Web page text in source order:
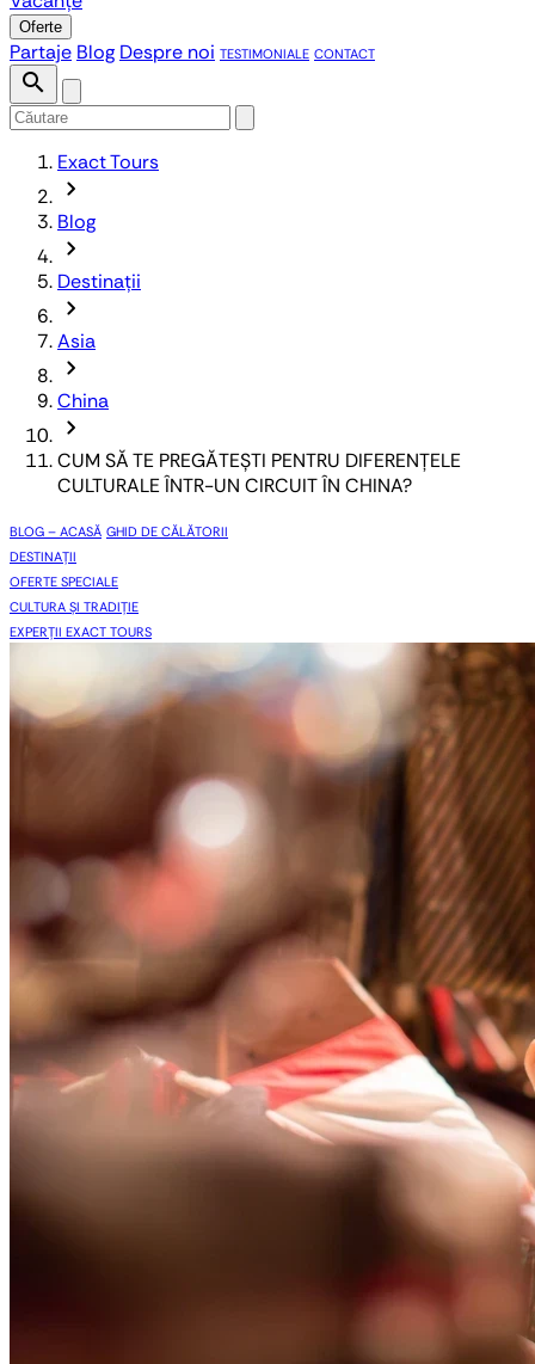
Oferte
Partaje Blog Despre noi TESTIMONIALE CONTACT
search
Exact Tours
chevron_forward
Blog
chevron_forward
Destinații
chevron_forward
Asia
chevron_forward
China
chevron_forward
CUM SĂ TE PREGĂTEȘTI PENTRU DIFERENȚELE
CULTURALE ÎNTR-UN CIRCUIT ÎN CHINA?
BLOG – ACASĂ GHID DE CĂLĂTORII
DESTINAȚII
OFERTE SPECIALE
CULTURA ȘI TRADIȚIE
EXPERȚII EXACT TOURS